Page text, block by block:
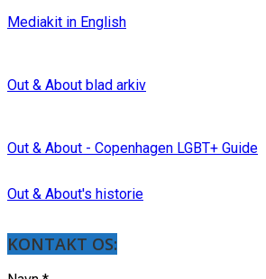
Mediakit in English
Out & About blad arkiv
Out & About - Copenhagen LGBT+ Guide
Out & About's historie
KONTAKT OS: